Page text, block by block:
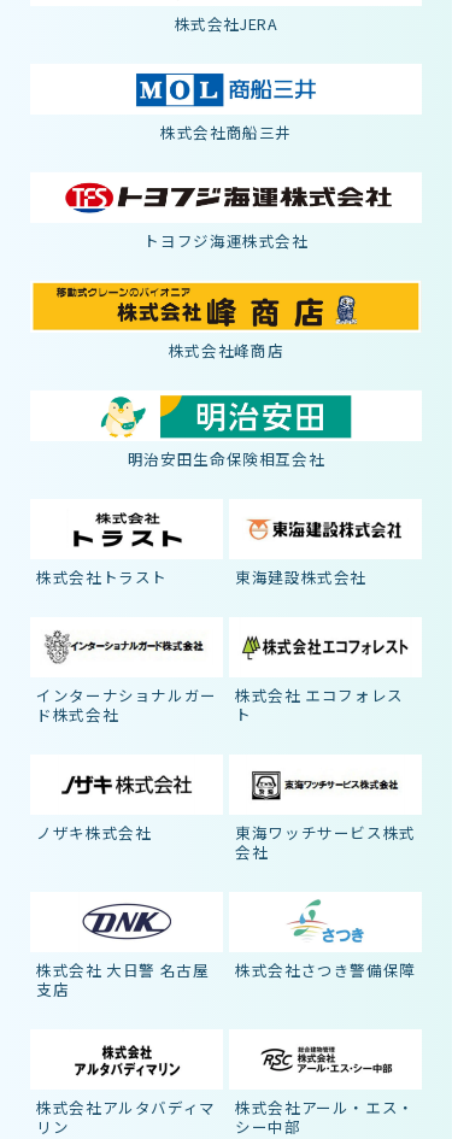
株式会社JERA
株式会社商船三井
トヨフジ海運株式会社
株式会社峰商店
明治安田生命保険相互会社
株式会社トラスト 東海建設株式会社
インターナショナルガー
ド株式会社
株式会社 エコフォレス
ト
ノザキ株式会社
東海ワッチサービス株式
会社
株式会社 大日警 名古屋
支店
株式会社さつき警備保障
株式会社アルタバディマ
リン
株式会社アール・エス・
シー中部